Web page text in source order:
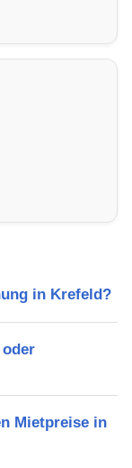
in Krefeld?
Mietpreise in